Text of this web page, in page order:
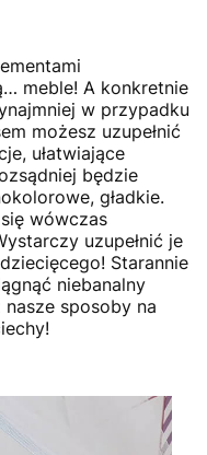
meble! A konkretnie
w przypadku
możesz uzupełnić
ułatwiające
będzie
gładkie.
wówczas
uzupełnić je
Starannie
niebanalny
sposoby na